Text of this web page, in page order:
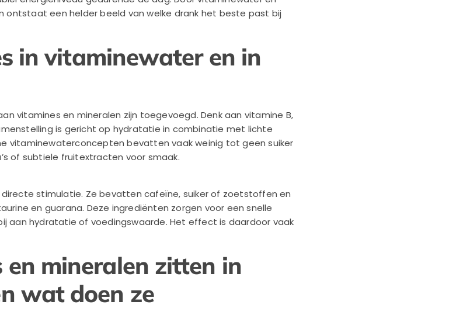
ontstaat een helder beeld van welke drank het beste past bij
in vitaminewater en in
vitamines en mineralen zijn toegevoegd. Denk aan vitamine B,
is gericht op hydratatie in combinatie met lichte
vitaminewaterconcepten bevatten vaak weinig tot geen suiker
of subtiele fruitextracten voor smaak.
directe stimulatie. Ze bevatten cafeïne, suiker of zoetstoffen en
en guarana. Deze ingrediënten zorgen voor een snelle
aan hydratatie of voedingswaarde. Het effect is daardoor vaak
mineralen zitten in
wat doen ze